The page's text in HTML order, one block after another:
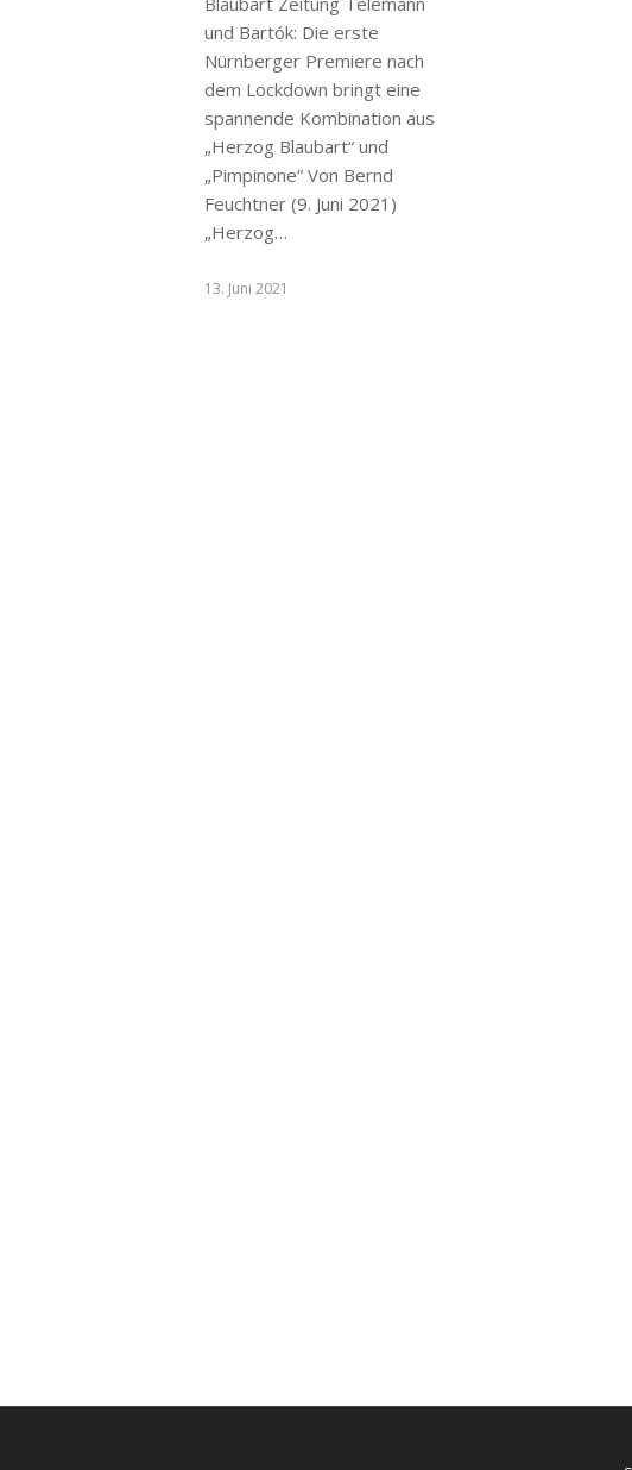
und Bartók: Die erste
Nürnberger Premiere nach
dem Lockdown bringt eine
spannende Kombination aus
„Herzog Blaubart“ und
„Pimpinone“ Von Bernd
Feuchtner (9. Juni 2021)
„Herzog…
13. Juni 2021